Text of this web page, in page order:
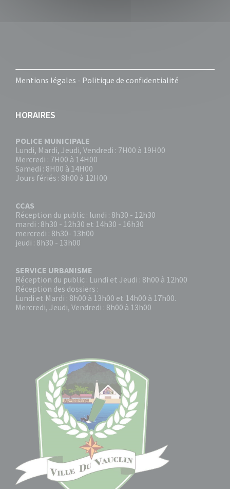
Mentions légales - Politique de confidentialité
HORAIRES
POLICE MUNICIPALE
Lundi, Mardi, Jeudi, Vendredi : 7H00 à 19H00
Mercredi : 7H00 à 14H00
Samedi : 8H00 à 14H00
Jours fériés : 8h00 à 12H00
CCAS
Réception du public : lundi : 8h30 - 12h30
mardi : 8h30 - 12h30 et 14h30 - 16h30
mercredi : 8h30- 13h00
jeudi : 8h30 - 13h00
SERVICE URBANISME
Réception du public : Lundi et Jeudi : 8h00 à 12h00
Réception des dossiers :
Lundi et Mardi : 8h00 à 13h00 et 14h00 à 17h00.
Mercredi, Jeudi, Vendredi : 8h00 à 13h00